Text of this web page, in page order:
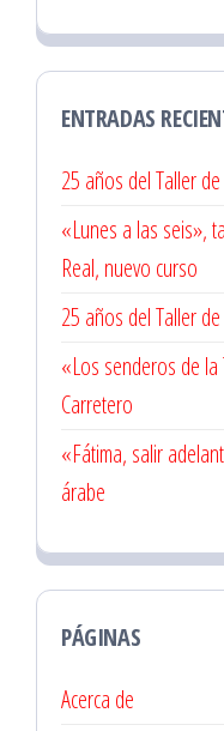
ENTRADAS
25 años del Taller
«Lunes a las seis»,
Real, nuevo curso
25 años del Taller
«Los senderos de
Carretero
«Fátima, salir
árabe
PÁGINAS
Acerca de